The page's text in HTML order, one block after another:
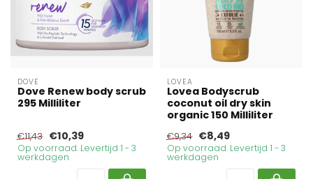
DOVE
Dove Renew body scrub
295 Milliliter
€11,43 €10,39
Op voorraad. Levertijd 1 - 3
werkdagen
LOVEA
Lovea Bodyscrub
coconut oil dry skin
organic 150 Milliliter
€9,34 €8,49
Op voorraad. Levertijd 1 - 3
werkdagen